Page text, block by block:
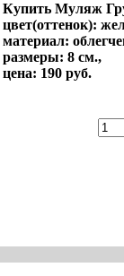
Купить Муляж
цвет(оттенок):
материал:
размеры: 8 см.,
цена: 190 руб.